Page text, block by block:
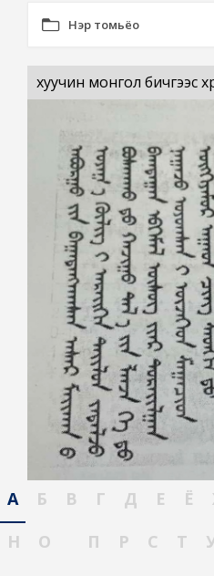
Нэр томьёо
хуучин монгол бичгээс
А Б В Г Д Е Ё
Н
О П Р С Т